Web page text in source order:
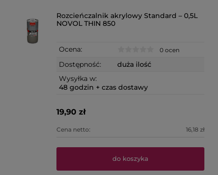
Rozcieńczalnik akrylowy Standard – 0,5L
NOVOL THIN 850
Ocena: 0 ocen
Dostępność:
duża ilość
Wysyłka w:
48 godzin + czas dostawy
19,90 zł
Cena netto: 16,18 zł
do koszyka